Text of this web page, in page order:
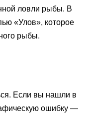
ловли рыбы. В
«Улов», которое
рыбы.
Если вы нашли в
ошибку —